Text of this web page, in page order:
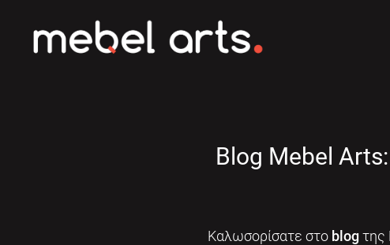
Blog Mebel
Καλωσορίσατε στο blogτης